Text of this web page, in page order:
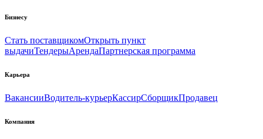
Бизнесу
Стать поставщикомОткрыть пункт
выдачиТендерыАрендаПартнерская программа
Карьера
ВакансииВодитель-курьерКассирСборщикПродавец
Компания